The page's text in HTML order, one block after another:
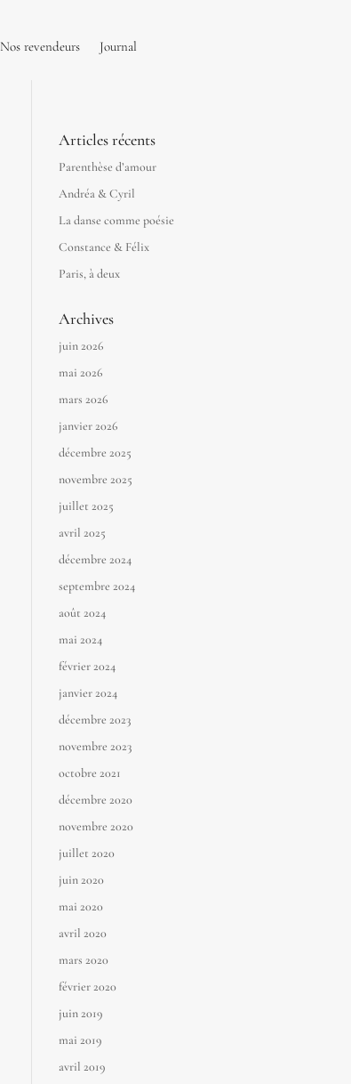
Nos revendeurs Journal
Articles récents
Parenthèse d’amour
Andréa & Cyril
La danse comme poésie
Constance & Félix
Paris, à deux
Archives
juin 2026
mai 2026
mars 2026
janvier 2026
décembre 2025
novembre 2025
juillet 2025
avril 2025
décembre 2024
septembre 2024
août 2024
mai 2024
février 2024
janvier 2024
décembre 2023
novembre 2023
octobre 2021
décembre 2020
novembre 2020
juillet 2020
juin 2020
mai 2020
avril 2020
mars 2020
février 2020
juin 2019
mai 2019
avril 2019